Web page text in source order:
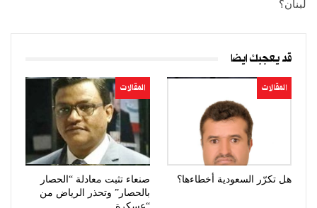
لبنان؟
قد يعجبك ايضا
المقالات
هل تكرّر السعودية أخطاءها؟
المقالات
صنعاء تثبت معادلة “الحصار
بالحصار” وتحذر الرياض من